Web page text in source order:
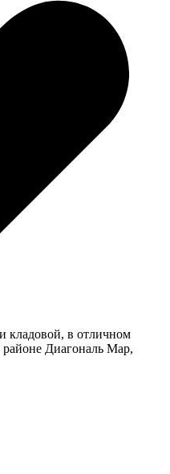
кладовой, в отличном
Диагональ Мар,